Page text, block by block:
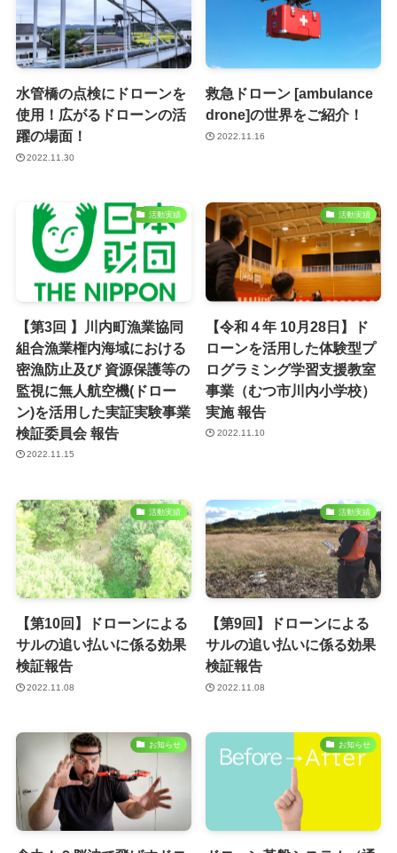
水管橋の点検にドローンを
使用！広がるドローンの活
躍の場面！
2022.11.30
救急ドローン [ambulance
drone]の世界をご紹介！
2022.11.16
活動実績
【第3回 】川内町漁業協同
組合漁業権内海域における
密漁防止及び 資源保護等の
監視に無人航空機(ドロー
ン)を活用した実証実験事業
検証委員会 報告
2022.11.15
活動実績
【令和４年 10月28日】ド
ローンを活用した体験型プ
ログラミング学習支援教室
事業（むつ市川内小学校）
実施 報告
2022.11.10
活動実績
【第10回】ドローンによる
サルの追い払いに係る効果
検証報告
2022.11.08
活動実績
【第9回】ドローンによる
サルの追い払いに係る効果
検証報告
2022.11.08
お知らせ お知らせ